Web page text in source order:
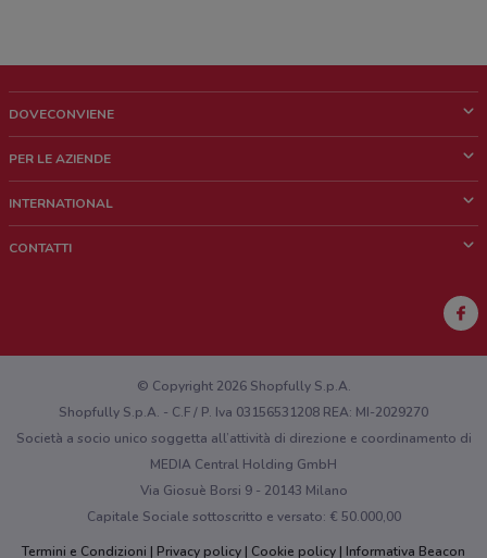
DOVECONVIENE
Chi siamo
Lavora con noi
PER LE AZIENDE
Richieste commerciali e marketing
INTERNATIONAL
CONTATTI
Hai un malfunzionamento sul web o sull'app?
© Copyright 2026 Shopfully S.p.A.
Shopfully S.p.A. - C.F / P. Iva 03156531208 REA: MI-2029270
Società a socio unico soggetta all’attività di direzione e coordinamento di
MEDIA Central Holding GmbH
Via Giosuè Borsi 9 - 20143 Milano
Capitale Sociale sottoscritto e versato: € 50.000,00
Termini e Condizioni
Privacy policy Cookie policy Informativa Beacon